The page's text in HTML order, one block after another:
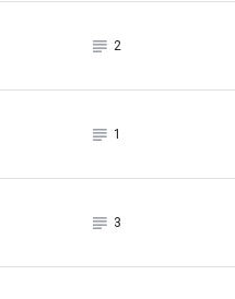
subject_black
2
subject_black
1
subject_black
3